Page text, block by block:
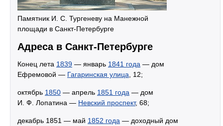
Памятник И. С. Тургеневу на Манежной
площади в Санкт-Петербурге
Адреса в Санкт-Петербурге
Конец лета 1839 — январь 1841 года — дом
Ефремовой — Гагаринская улица , 12;
октябрь 1850 — апрель 1851 года — дом
И. Ф. Лопатина — Невский проспект, 68;
декабрь 1851 — май 1852 года — доходный дом